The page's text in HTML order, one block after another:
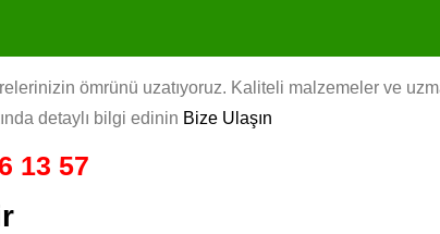
ömrünü uzatıyoruz. Kaliteli malzemeler ve
detaylı bilgi edinin Bize Ulaşın
13 57